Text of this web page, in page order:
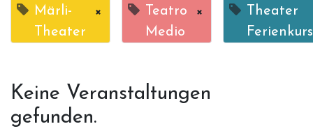
Märli-
Theater
×
Teatro
Medio
×
Theater
Ferienkurs
Keine Veranstaltungen
gefunden.